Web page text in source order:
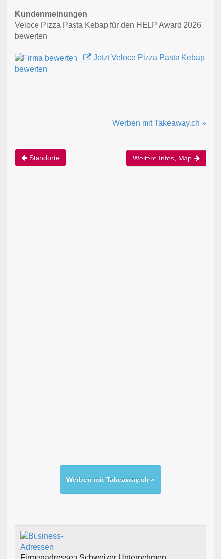
Kundenmeinungen
Veloce Pizza Pasta Kebap für den HELP Award 2026
bewerten
Jetzt Veloce Pizza Pasta Kebap
bewerten
Werben mit Takeaway.ch »
Standorte Weitere Infos, Map
Werben mit Takeaway.ch »
Firmenadressen Schweizer Unternehmen.